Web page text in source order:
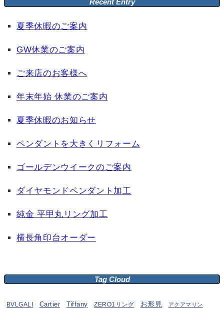
Recent Entry
夏季休暇のご案内
GW休業のご案内
ご来店のお客様へ
年末年始 休業のご案内
夏季休暇のお知らせ
ペンダントを大きくリフォーム
ゴールデンウイークのご案内
ダイヤモンドペンダント加工
純金 平甲丸リング加工
横長角印台オーダー
Tag Cloud
BVLGALI Cartier Tiffany ZERO1リング お形見 アクアマリン